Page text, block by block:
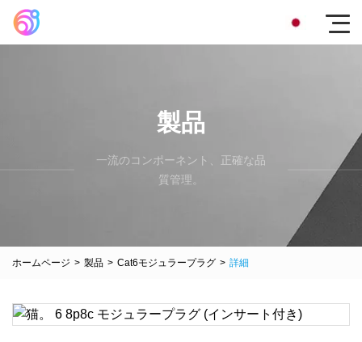
製品
一流のコンポーネント、正確な品
質管理。
ホームページ > 製品 > Cat6モジュラープラグ > 詳細